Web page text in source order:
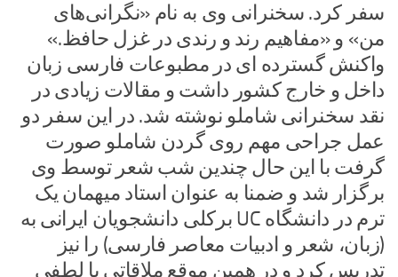
سفر کرد. سخنرانی وی به نام «نگرانی‌های
من» و «مفاهیم رند و رندی در غزل حافظ.»
واکنش گسترده ای در مطبوعات فارسی زبان
داخل و خارج کشور داشت و مقالات زیادی در
نقد سخنرانی شاملو نوشته شد. در این سفر دو
عمل جراحی مهم روی گردن شاملو صورت
گرفت با این حال چندین شب شعر توسط وی
برگزار شد و ضمنا به عنوان استاد میهمان یک
ترم در دانشگاه UC برکلی دانشجویان ایرانی به
(زبان، شعر و ادبیات معاصر فارسی) را نیز
تدریس کرد و در همین موقع ملاقاتی با لطفی